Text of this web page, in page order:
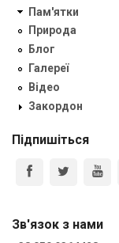
Пам'ятки
Природа
Блог
Галереї
Відео
Закордон
Підпишіться
Зв'язок з нами